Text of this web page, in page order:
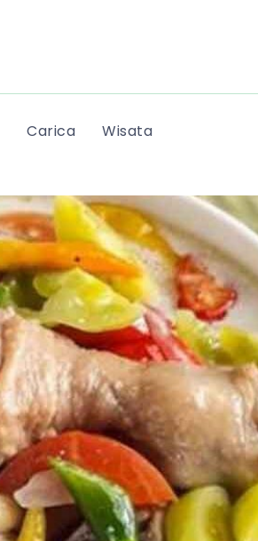
Carica Wisata